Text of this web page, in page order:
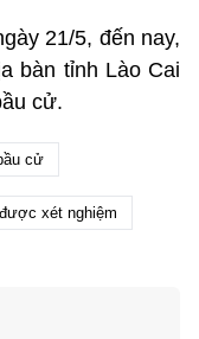
21/5, đến nay,
bàn tỉnh Lào Cai
cử.
cử
được xét nghiệm